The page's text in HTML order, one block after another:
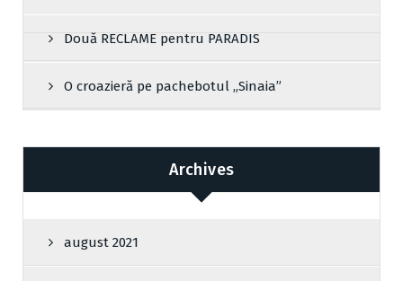
Două RECLAME pentru PARADIS
O croazieră pe pachebotul „Sinaia”
Archives
august 2021